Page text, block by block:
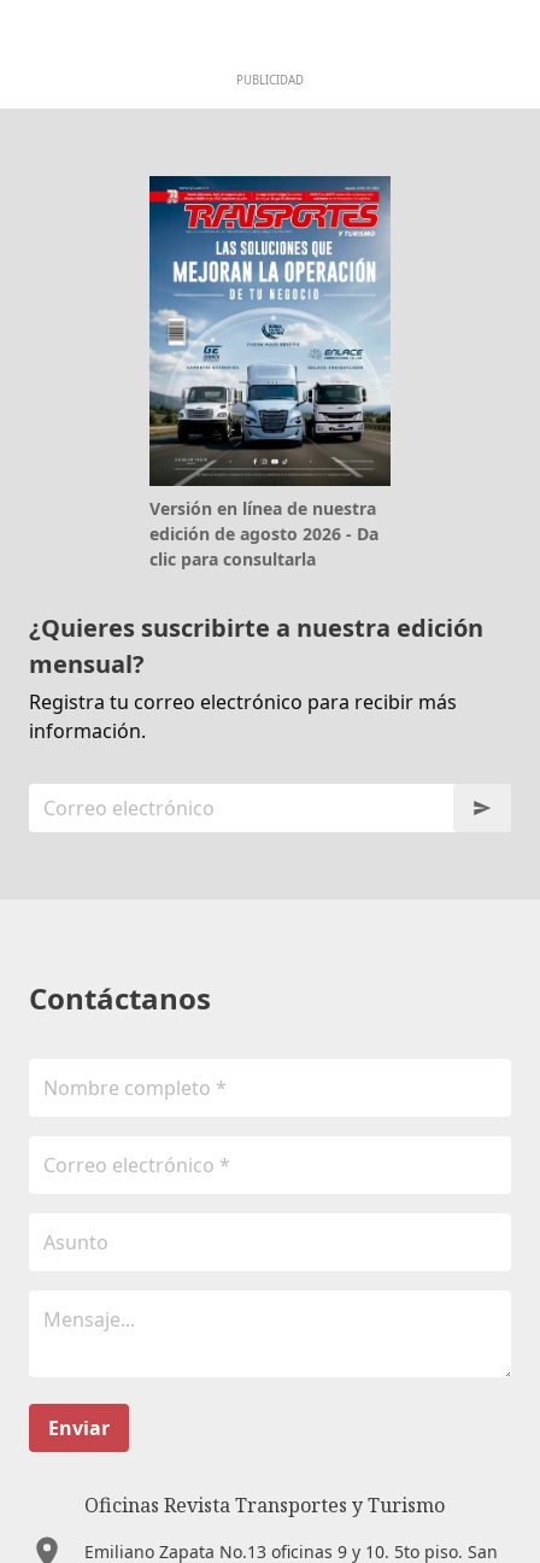
PUBLICIDAD
Versión en línea de nuestra
edición de agosto 2026 - Da
clic para consultarla
¿Quieres suscribirte a nuestra edición
mensual?
Registra tu correo electrónico para recibir más
información.
Contáctanos
Enviar
Oficinas Revista Transportes y Turismo
Emiliano Zapata No.13 oficinas 9 y 10. 5to piso. San